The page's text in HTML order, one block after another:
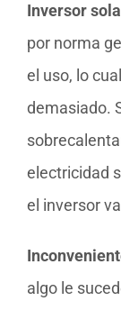
Inversor
por norma
el uso, lo
demasiado.
electricidad
el inversor
algo le